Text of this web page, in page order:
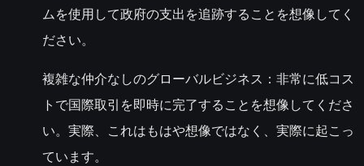
ムを使用して政府の支出を追跡することを想像してく
ださい。
複雑な仲介なしのグローバルビジネス：非常に低コス
トで国際取引を即時に完了することを想像してくださ
い。実際、これはもはや想像ではなく、実際に起こっ
ています。